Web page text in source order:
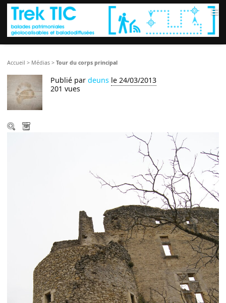
≡
Accueil > Médias >Tour du corps principal
Publié pardeuns le 24/03/2013
201 vues